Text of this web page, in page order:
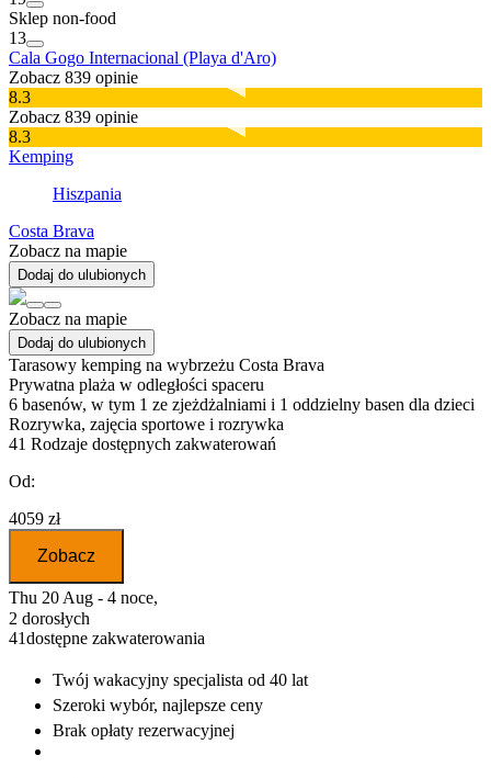
Sklep non-food
13
Cala Gogo Internacional (Playa d'Aro)
Zobacz 839 opinie
8.3
Zobacz 839 opinie
8.3
Kemping
Hiszpania
Costa Brava
Zobacz na mapie
Dodaj do ulubionych
Zobacz na mapie
Dodaj do ulubionych
Tarasowy kemping na wybrzeżu Costa Brava
Prywatna plaża w odległości spaceru
6 basenów, w tym 1 ze zjeżdżalniami i 1 oddzielny basen dla dzieci
Rozrywka, zajęcia sportowe i rozrywka
41 Rodzaje dostępnych zakwaterowań
Od:
4059 zł
Zobacz
Thu 20 Aug - 4 noce,
2 dorosłych
41dostępne zakwaterowania
Twój wakacyjny specjalista od 40 lat
Szeroki wybór, najlepsze ceny
Brak opłaty rezerwacyjnej